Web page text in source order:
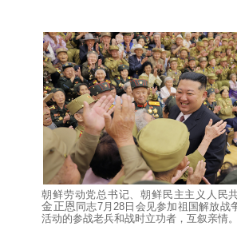
朝鲜劳动党总书记、朝鲜民主主义人民
金正恩 同志7月28日会见参加祖国解放战
活动的参战老兵和战时立功者，互叙亲情。